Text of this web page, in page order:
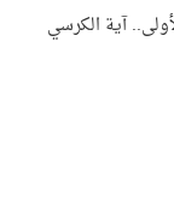
آية الكرسي